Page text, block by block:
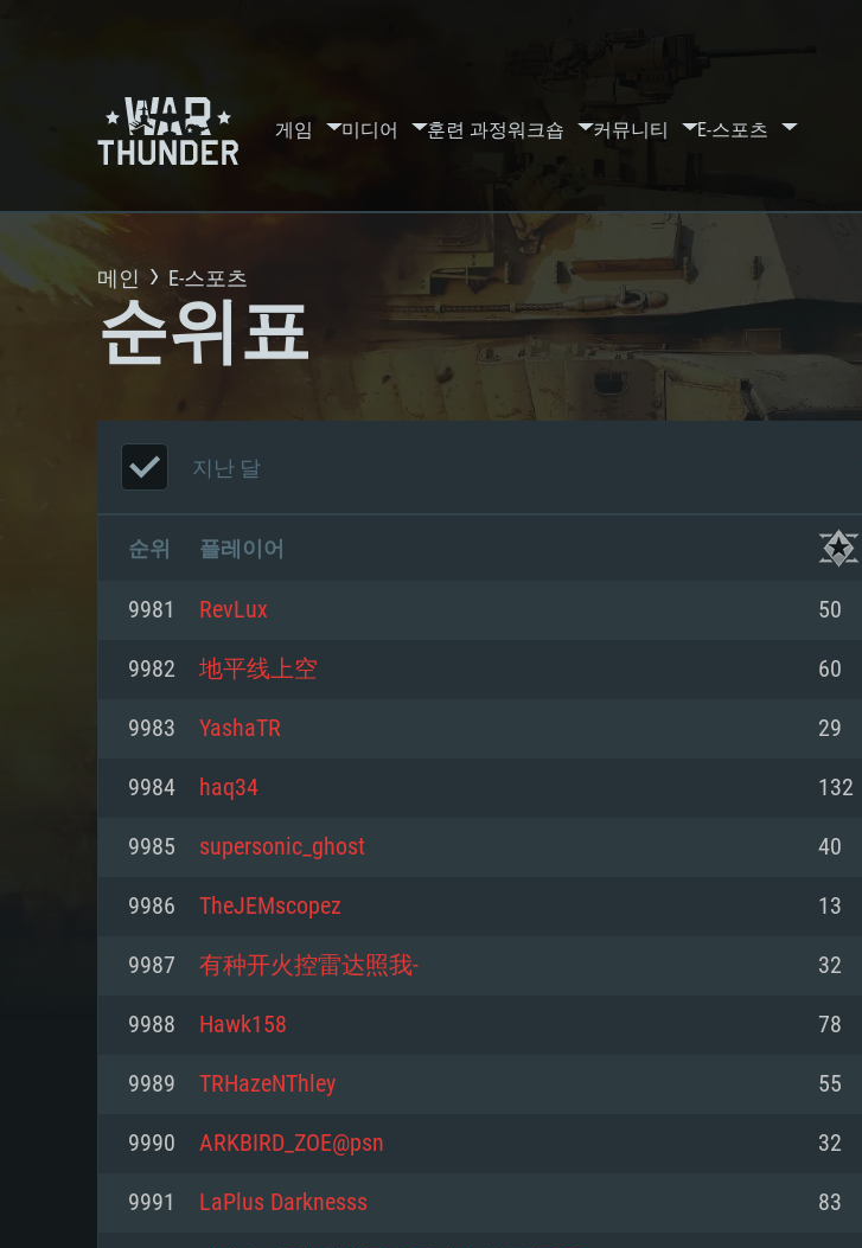
게임 미디어 훈련 과정워크숍 커뮤니티 E-스포츠
시스템
PC MAC
최소사양
최소사양
최소사양
메인 E-스포츠
순위표
지난 달
순위 플레이어
9981 RevLux 50
9982 地平线上空 60
9983 YashaTR 29
9984 haq34 132
9985 supersonic_ghost 40
9986 TheJEMscopez 13
9987 有种开火控雷达照我- 32
9988 Hawk158 78
9989 TRHazeNThley 55
9990 ARKBIRD_ZOE@psn 32
9991 LaPlus Darknesss 83